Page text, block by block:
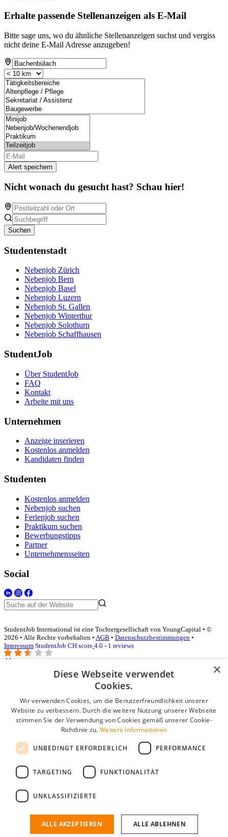
Erhalte passende Stellenanzeigen als E-Mail
Bitte sage uns, wo du ähnliche Stellenanzeigen suchst und vergiss
nicht deine E-Mail Adresse anzugeben!
Alert speichern
Nicht wonach du gesucht hast? Schau hier!
Suchen
Studentenstadt
Nebenjob Zürich
Nebenjob Bern
Nebenjob Basel
Nebenjob Luzern
Nebenjob St. Gallen
Nebenjob Winterthur
Nebenjob Solothurn
Nebenjob Schaffhausen
StudentJob
Über StudentJob
FAQ
Kontakt
Arbeite mit uns
Unternehmen
Anzeige inserieren
Kostenlos anmelden
Kandidaten finden
Studenten
Kostenlos anmelden
Nebenjob suchen
Ferienjob suchen
Praktikum suchen
Bewerbungstipps
Partner
Unternehmensseiten
Social
StudentJob International ist eine Tochtergesellschaft von YoungCapital • ©
2026 • Alle Rechte vorbehalten • AGB • Datenschutzbestimmungen •
Impressum StudentJob CH score 4.0 - 1 reviews
Login für Unternehmen
E-Mail*
Passwort
Angemeldet bleiben
Passwort vergessen?
Kostenloses Unternehmensprofil
Wenn Sie sich registriert haben, können Sie ein Unternehmensprofil
passenden Mitarbeiter zu finden.
×
Diese Webseite verwendet
Cookies.
Wir verwenden Cookies, um die Benutzerfreundlichkeit unserer
Website zu verbessern. Durch die weitere Nutzung unserer Webseite
stimmen Sie der Verwendung von Cookies gemäß unserer Cookie-
Richtlinie zu. Weitere Informationen
UNBEDINGT ERFORDERLICH PERFORMANCE
TARGETING FUNKTIONALITÄT
UNKLASSIFIZIERTE
ALLE AKZEPTIEREN ALLE ABLEHNEN